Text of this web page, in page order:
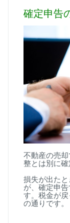
確定申告
不動産の売
整とは別に確
損失が出た
が、確定申
す。税金が
の通りです。